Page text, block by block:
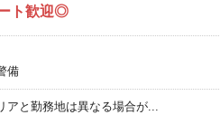
ト歓迎◎
備
アと勤務地は異なる場合が...